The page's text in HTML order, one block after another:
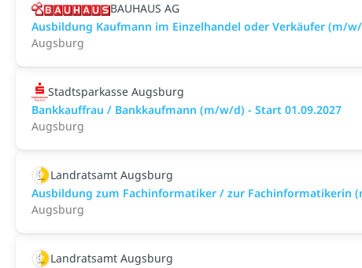
BAUHAUS AG
Ausbildung Kaufmann im Einzelhandel oder Verkäufer (m/
Augsburg
Stadtsparkasse Augsburg
Bankkauffrau / Bankkaufmann (m/w/d) - Start 01.09.2027
Augsburg
Landratsamt Augsburg
Ausbildung zum Fachinformatiker / zur Fachinformatikerin
Augsburg
Landratsamt Augsburg